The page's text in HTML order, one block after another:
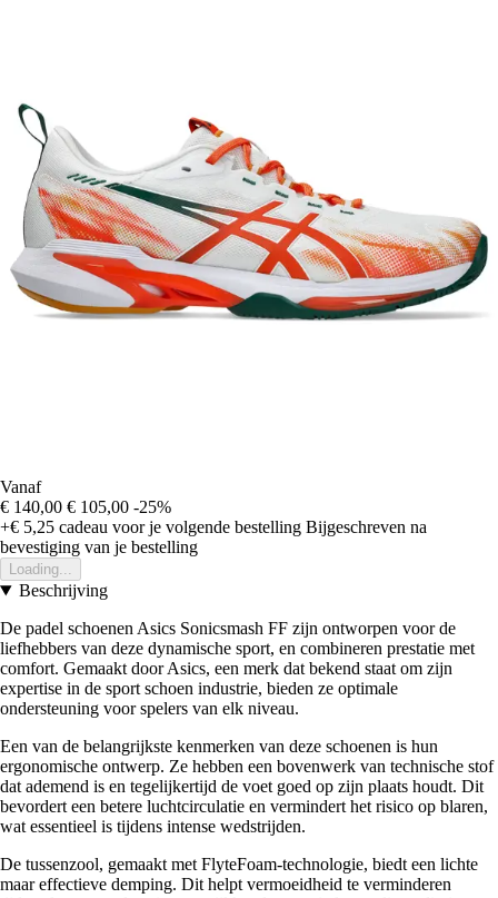
Vanaf
€ 140,00 € 105,00 -25%
+€ 5,25 cadeau voor je volgende bestelling Bijgeschreven na
bevestiging van je bestelling
Loading...
Beschrijving
De padel schoenen Asics Sonicsmash FF zijn ontworpen voor de
liefhebbers van deze dynamische sport, en combineren prestatie met
comfort. Gemaakt door Asics, een merk dat bekend staat om zijn
expertise in de sport schoen industrie, bieden ze optimale
ondersteuning voor spelers van elk niveau.
Een van de belangrijkste kenmerken van deze schoenen is hun
ergonomische ontwerp. Ze hebben een bovenwerk van technische stof
dat ademend is en tegelijkertijd de voet goed op zijn plaats houdt. Dit
bevordert een betere luchtcirculatie en vermindert het risico op blaren,
wat essentieel is tijdens intense wedstrijden.
De tussenzool, gemaakt met FlyteFoam-technologie, biedt een lichte
maar effectieve demping. Dit helpt vermoeidheid te verminderen